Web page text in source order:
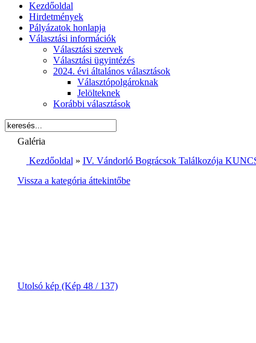
Kezdőoldal
Hirdetmények
Pályázatok honlapja
Választási információk
Választási szervek
Választási ügyintézés
2024. évi általános választások
Választópolgároknak
Jelölteknek
Korábbi választások
Galéria
Kezdőoldal » IV. Vándorló Bográcsok Találkozója
Vissza a kategória áttekintőbe
Utolsó kép (Kép 48 / 137)